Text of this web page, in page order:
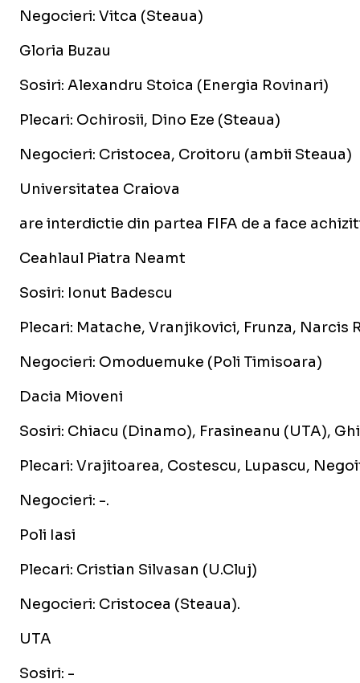
Negocieri: Vitca (Steaua)
Gloria Buzau
Sosiri: Alexandru Stoica (Energia Rovinari)
Plecari: Ochirosii, Dino Eze (Steaua)
Negocieri: Cristocea, Croitoru (ambii Steaua)
Universitatea Craiova
are interdictie din partea FIFA de a face
Ceahlaul Piatra Neamt
Sosiri: Ionut Badescu
Plecari: Matache, Vranjikovici, Frunza, Narcis
Negocieri: Omoduemuke (Poli Timisoara)
Dacia Mioveni
Sosiri: Chiacu (Dinamo), Frasineanu (UTA),
Plecari: Vrajitoarea, Costescu, Lupascu,
Negocieri: -.
Poli Iasi
Plecari: Cristian Silvasan (U.Cluj)
Negocieri: Cristocea (Steaua).
UTA
Sosiri: -